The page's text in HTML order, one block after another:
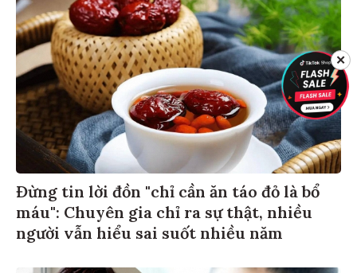
Đừng tin lời đồn "chỉ cần ăn táo đỏ là bổ
máu": Chuyên gia chỉ ra sự thật, nhiều
người vẫn hiểu sai suốt nhiều năm
✕